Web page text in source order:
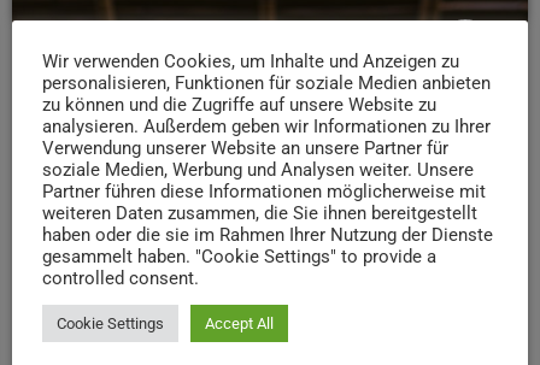
Wir verwenden Cookies, um Inhalte und Anzeigen zu
personalisieren, Funktionen für soziale Medien anbieten
zu können und die Zugriffe auf unsere Website zu
analysieren. Außerdem geben wir Informationen zu Ihrer
Verwendung unserer Website an unsere Partner für
soziale Medien, Werbung und Analysen weiter. Unsere
Partner führen diese Informationen möglicherweise mit
weiteren Daten zusammen, die Sie ihnen bereitgestellt
haben oder die sie im Rahmen Ihrer Nutzung der Dienste
gesammelt haben. "Cookie Settings" to provide a
controlled consent.
Cookie Settings Accept All